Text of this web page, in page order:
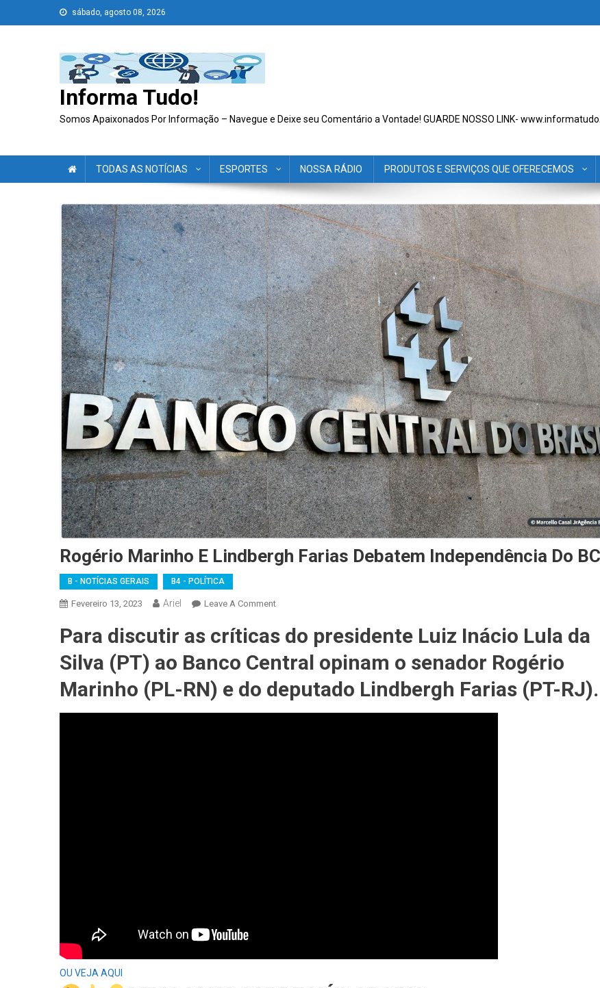
to
sábado, agosto 08, 2026
Informa Tudo!
Somos Apaixonados Por Informação – Navegue e Deixe seu Comentário a Vontade! GUARDE NOSSO LINK-
TODAS AS NOTÍCIAS ESPORTES NOSSA RÁDIO PRODUTOS E SERVIÇOS QUE OFERECEMOS
Rogério Marinho E Lindbergh Farias Debatem Independência Do BC
B - NOTÍCIAS GERAIS B4 - POLÍTICA
Fevereiro 13, 2023 Ariel Leave A CommentOn
Marinho
Lindbergh
Farias
Debatem
Independência
Para discutir as críticas do presidente Luiz Inácio Lula da
Silva (PT) ao Banco Central opinam o senador Rogério
Marinho (PL-RN) e do deputado Lindbergh Farias (PT-RJ).
OU VEJA AQUI